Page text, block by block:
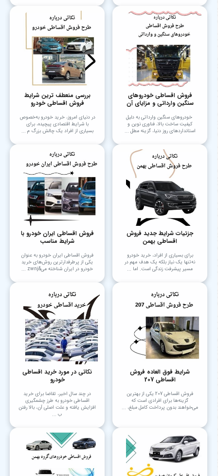
فروش اقساطی خودروهای
سنگین وارداتی و مزایای آن
خودروهای سنگین وارداتی به دلیل
کیفیت ساخت بالا، فناوری نوین و
استانداردهای روز دنیا، گزینه مطل ...
بررسی منعطف ترین شرایط
فروش اقساطی خودرو
در دنیای امروز، خرید خودرو به‌خصوص
با شرایط اقتصادی پیچیده، برای
بسیاری از افراد یک چالش بزرگ م ...
جزئیات شرایط جدید فروش
اقساطی بهمن
برای بسیاری از افراد، خرید خودرو
نه‌تنها یک نیاز بلکه یک هدف مهم در
مسیر پیشرفت زندگی است. اما ...
فروش اقساطی ایران خودرو با
شرایط مناسب
فروش اقساطی ایران خودرو به عنوان
یکی از پرطرفدارترین روش‌های خرید
خودرو در ایران شناخته می&zwnj ...
شرایط فوق العاده فروش
اقساطی 207
فروش اقساطی 207 یکی از بهترین
گزینه‌ها برای افرادی است که
می‌خواهند بدون پرداخت کامل مبلغ، ...
نکاتی در مورد خرید اقساطی
خودرو
در چند سال اخیر، تقاضا برای خرید
اقساطی خودرو به طرز چشمگیری
افزایش یافته و علت اصلی آن، بالا رفتن
ب ...